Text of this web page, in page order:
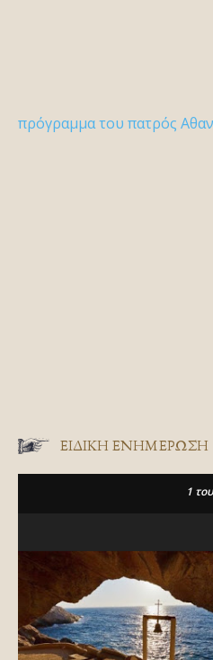
πρόγραμμα του πατρός
ΕΙΔΙΚΉ ΕΝΗΜΈΡΩΣΗ
1